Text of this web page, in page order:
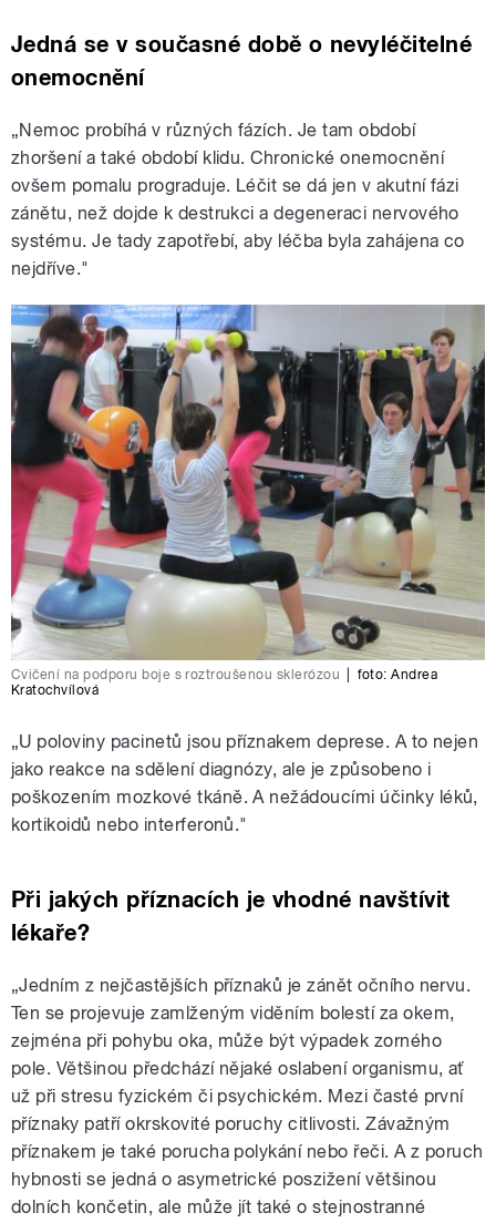
Jedná se v současné době o nevyléčitelné
onemocnění
„Nemoc probíhá v různých fázích. Je tam období
zhoršení a také období klidu. Chronické onemocnění
ovšem pomalu prograduje. Léčit se dá jen v akutní fázi
zánětu, než dojde k destrukci a degeneraci nervového
systému. Je tady zapotřebí, aby léčba byla zahájena co
nejdříve."
Cvičení na podporu boje s roztroušenou sklerózou foto:Andrea
Kratochvílová
„U poloviny pacinetů jsou příznakem deprese. A to nejen
jako reakce na sdělení diagnózy, ale je způsobeno i
poškozením mozkové tkáně. A nežádoucími účinky léků,
kortikoidů nebo interferonů."
Při jakých příznacích je vhodné navštívit
lékaře?
„Jedním z nejčastějších příznaků je zánět očního nervu.
Ten se projevuje zamlženým viděním bolestí za okem,
zejména při pohybu oka, může být výpadek zorného
pole. Většinou předchází nějaké oslabení organismu, ať
už při stresu fyzickém či psychickém. Mezi časté první
příznaky patří okrskovité poruchy citlivosti. Závažným
příznakem je také porucha polykání nebo řeči. A z poruch
hybnosti se jedná o asymetrické poszižení většinou
dolních končetin, ale může jít také o stejnostranné